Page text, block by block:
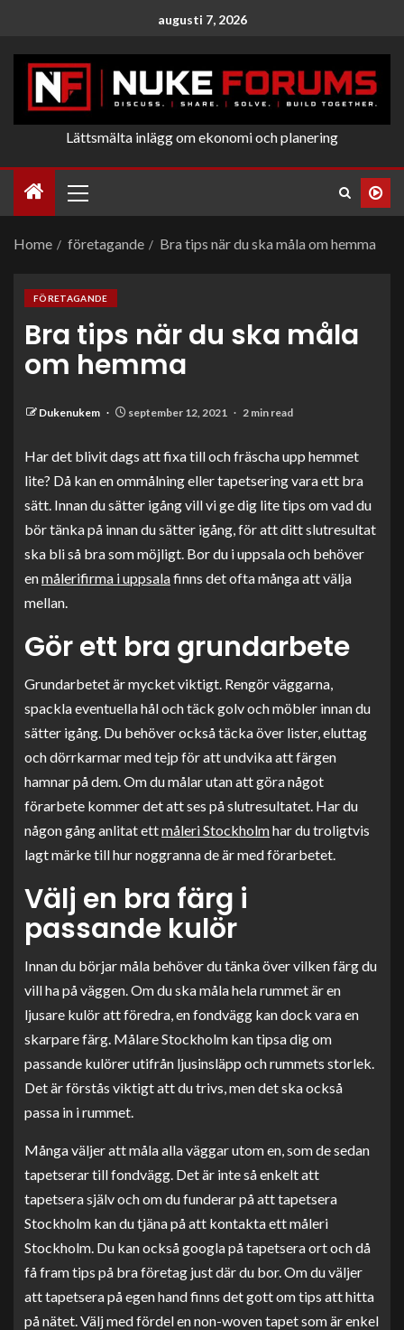
augusti 7, 2026
Lättsmälta inlägg om ekonomi och planering
Home företagande Bra tips när du ska måla om hemma
FÖRETAGANDE
Bra tips när du ska måla
om hemma
Dukenukem september 12, 2021 2 min read
Har det blivit dags att fixa till och fräscha upp hemmet
lite? Då kan en ommålning eller tapetsering vara ett bra
sätt. Innan du sätter igång vill vi ge dig lite tips om vad du
bör tänka på innan du sätter igång, för att ditt slutresultat
ska bli så bra som möjligt. Bor du i uppsala och behöver
enmålerifirma i uppsalafinns det ofta många att välja
mellan.
Gör ett bra grundarbete
Grundarbetet är mycket viktigt. Rengör väggarna,
spackla eventuella hål och täck golv och möbler innan du
sätter igång. Du behöver också täcka över lister, eluttag
och dörrkarmar med tejp för att undvika att färgen
hamnar på dem. Om du målar utan att göra något
förarbete kommer det att ses på slutresultatet. Har du
någon gång anlitat ettmåleri Stockholmhar du troligtvis
lagt märke till hur noggranna de är med förarbetet.
Välj en bra färg i
passande kulör
Innan du börjar måla behöver du tänka över vilken färg du
vill ha på väggen. Om du ska måla hela rummet är en
ljusare kulör att föredra, en fondvägg kan dock vara en
skarpare färg. Målare Stockholm kan tipsa dig om
passande kulörer utifrån ljusinsläpp och rummets storlek.
Det är förstås viktigt att du trivs, men det ska också
passa in i rummet.
Många väljer att måla alla väggar utom en, som de sedan
tapetserar till fondvägg. Det är inte så enkelt att
tapetsera själv och om du funderar på att tapetsera
Stockholm kan du tjäna på att kontakta ett måleri
Stockholm. Du kan också googla på tapetsera ort och då
få fram tips på bra företag just där du bor. Om du väljer
att tapetsera på egen hand finns det gott om tips att hitta
på nätet. Välj med fördel en non-woven tapet som är enkel